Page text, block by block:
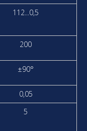
112...0,5
200
±90°
0,05
5